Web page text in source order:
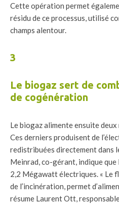
Cette opération permet
résidu de ce processus, utilisé
champs alentour.
3
Le biogaz sert de
de cogénération
Le biogaz alimente ensuite
Ces derniers produisent de
redistribuées directement dans
Meinrad, co-gérant, indique que
2,2 Mégawatt électriques. « Le
de l’incinération, permet
résume Laurent Ott,